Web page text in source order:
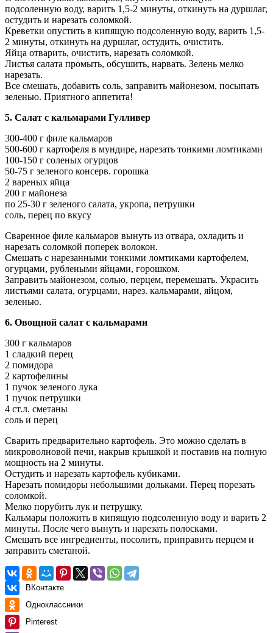
подсоленную воду, варить 1,5-2 минуты, откинуть на дуршлаг,
остудить и нарезать соломкой.
Креветки опустить в кипящую подсоленную воду, варить 1,5-
2 минуты, откинуть на дуршлаг, остудить, очистить.
Яйца отварить, очистить, нарезать соломкой.
Листья салата промыть, обсушить, нарвать. Зелень мелко
нарезать.
Все смешать, добавить соль, заправить майонезом, посыпать
зеленью. Приятного аппетита!
5. Салат с кальмарами Гулливер
300-400 г филе кальмаров
500-600 г картофеля в мундире, нарезать тонкими ломтиками
100-150 г соленых огурцов
50-75 г зеленого консерв. горошка
2 вареных яйца
200 г майонеза
по 25-30 г зеленого салата, укропа, петрушки
соль, перец по вкусу
Сваренное филе кальмаров вынуть из отвара, охладить и
нарезать соломкой поперек волокон.
Смешать с нарезанными тонкими ломтиками картофелем,
огурцами, рублеными яйцами, горошком.
Заправить майонезом, солью, перцем, перемешать. Украсить
листьями салата, огурцами, нарез. кальмарами, яйцом,
зеленью.
6. Овощной салат с кальмарами
300 г кальмаров
1 сладкий перец
2 помидора
2 картофелины
1 пучок зеленого лука
1 пучок петрушки
4 ст.л. сметаны
соль и перец
Сварить предварительно картофель. Это можно сделать в
микроволновой печи, накрыв крышкой и поставив на полную
мощность на 2 минуты.
Остудить и нарезать картофель кубиками.
Нарезать помидоры небольшими дольками. Перец порезать
соломкой.
Мелко порубить лук и петрушку.
Кальмары положить в кипящую подсоленную воду и варить 2
минуты. После чего вынуть и нарезать полосками.
Смешать все ингредиенты, посолить, приправить перцем и
заправить сметаной.
ВКонтакте
Одноклассники
Pinterest